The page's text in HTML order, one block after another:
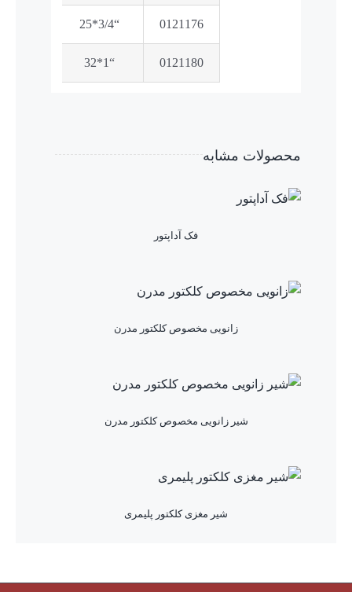
0121176
“3/4*25
0121180
“1*32
محصولات مشابه
فک آداپتور
زانویی مخصوص کلکتور مدرن
شیر زانویی مخصوص کلکتور مدرن
شیر مغزی کلکتور پلیمری